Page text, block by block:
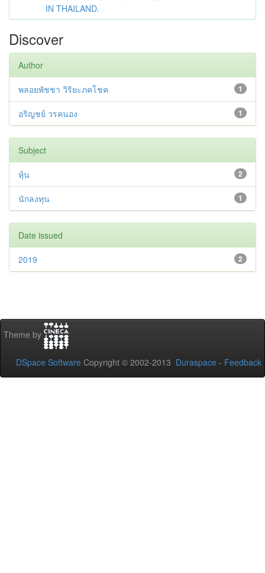
IN THAILAND.
Discover
Author
1
พลอยพัชชา วิริยะภคโชค
1
อริญชย์ วรคนอง
Subject
2
หุ้น
1
นักลงทุน
Date issued
2
2019
Theme by
DSpace Software Copyright © 2002-2013 Duraspace - Feedback